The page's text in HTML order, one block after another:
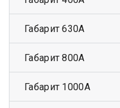
Габарит 630А
Габарит 800А
Габарит 1000А